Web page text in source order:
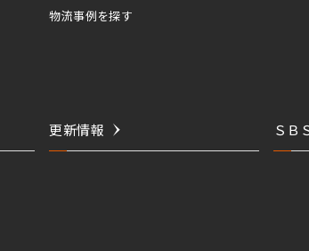
物流事例を探す
更新情報 ＳＢ